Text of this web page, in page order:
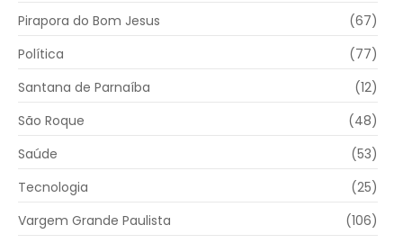
Pirapora do Bom Jesus
(67)
Política
(77)
Santana de Parnaíba
(12)
São Roque
(48)
Saúde
(53)
Tecnologia
(25)
Vargem Grande Paulista
(106)